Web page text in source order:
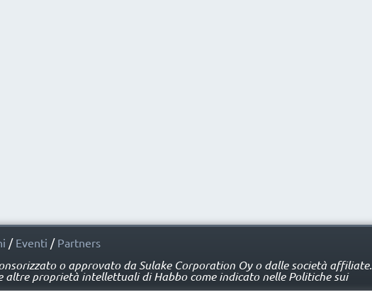
/ Eventi / Partners
o approvato da Sulake Corporation Oy o dalle società affiliate.
altre proprietà intellettuali di Habbo come indicato nelle Politiche sui